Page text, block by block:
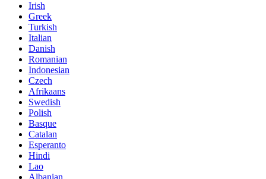
Irish
Greek
Turkish
Italian
Danish
Romanian
Indonesian
Czech
Afrikaans
Swedish
Polish
Basque
Catalan
Esperanto
Hindi
Lao
Albanian